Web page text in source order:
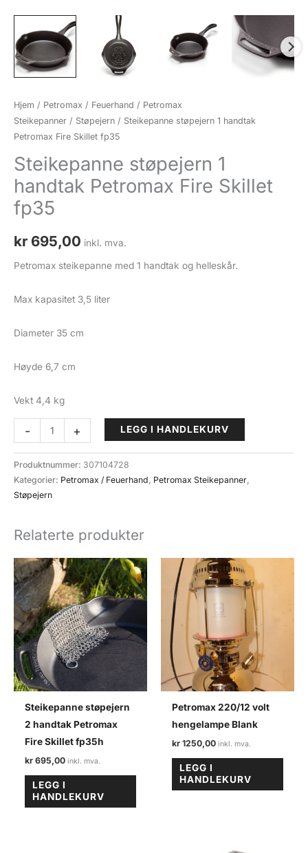
Hjem / Petromax / Feuerhand / Petromax
Steikepanner / Støpejern / Steikepanne støpejern 1 handtak
Petromax Fire Skillet fp35
Steikepanne støpejern 1
handtak Petromax Fire Skillet
fp35
kr 695,00 inkl. mva.
Petromax steikepanne med 1 handtak og helleskår.
Max kapasitet 3,5 liter
Diameter 35 cm
Høyde 6,7 cm
Vekt 4,4 kg
-
Steikepanne
støpejern
1
handtak
Petromax
Skillet
antall
+ LEGG I HANDLEKURV
Produktnummer: 307104728
Kategorier: Petromax / Feuerhand, Petromax Steikepanner,
Støpejern
Relaterte produkter
Steikepanne støpejern
2 handtak Petromax
Fire Skillet fp35h
kr 695,00
LEGG I
HANDLEKURV
Petromax 220/12 volt
hengelampe Blank
kr 1250,00
LEGG I
HANDLEKURV